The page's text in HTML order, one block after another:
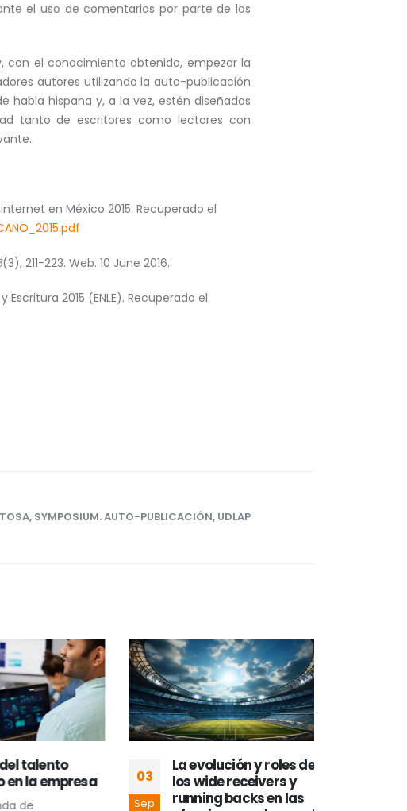
el uso de comentarios por parte de los
con el conocimiento obtenido, empezar la
autores utilizando la auto-publicación
habla hispana y, a la vez, estén diseñados
tanto de escritores como lectores con
en México 2015. Recuperado el
(3), 211-223. Web. 10 June 2016.
2015 (ENLE). Recuperado el
, SYMPOSIUM. AUTO-PUBLICACIÓN, UDLAP
talento
la empresa
de
Sep
La evolución y roles de
los wide receivers y
running backs en las